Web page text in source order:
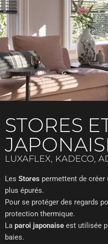
STORES
LUXAFLEX, KADECO,
Les Stores permettent de créer
plus épurés.
Pour se protéger des regards
protection thermique.
La paroi japonaise est utilisée
baies.